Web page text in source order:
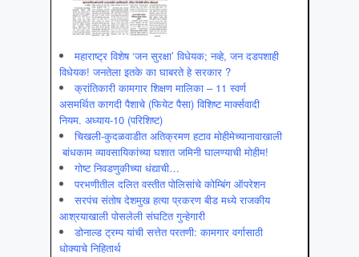
महाराष्ट्र विशेष ‘जन सुरक्षा’ विधेयक; नव्हे, जन दडपशाही
विधेयक! जनतेला इतके का घाबरते हे सरकार ?
क्रांतिकारी कामगार शिक्षण मालिका – 11 स्वर्ण
असमर्थित कागदी पैशाचे (फियेट पैसा) विशिष्ट मार्क्सवादी
नियम. अध्याय-10 (परिशिष्ट)
चिखली-कुदळवाडीत अतिक्रमण हटाव मोहीमेच्यानावाखाली
बांधकाम व्यावसायिकांच्या घशात जमिनी घालण्याची मोहीम!
गोष्ट निवडणुकीच्या धंद्याची…
परभणीतील दलित वस्तीत पोलिसांचे कोम्बिंग ऑपरेशन
सरपंच संतोष देशमुख हत्या प्रकरण बीड मध्ये राजकीय
आश्रयाखाली पोसलेली संघटित गुन्हेगारी
डोनाल्ड ट्रम्प यांची सत्तेत परतणी: कामगार वर्गासाठी
धोक्याचे निहितार्थ